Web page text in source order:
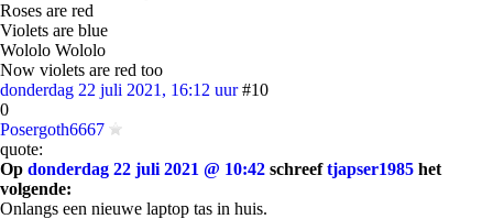
Roses are red
Violets are blue
Wololo Wololo
Now violets are red too
donderdag 22 juli 2021, 16:12 uur #10
0
Posergoth6667
quote:
Op donderdag 22 juli 2021 @ 10:42 schreeftjapser1985 het
volgende:
Onlangs een nieuwe laptop tas in huis.